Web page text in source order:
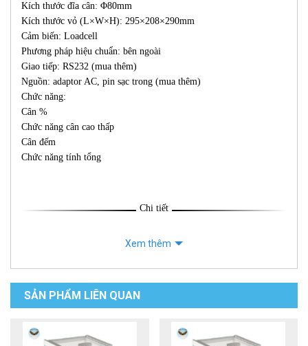
Kích thước đĩa cân: Φ80mm
Kích thước vỏ (L×W×H): 295×208×290mm
Cảm biến: Loadcell
Phương pháp hiệu chuẩn: bên ngoài
Giao tiếp: RS232 (mua thêm)
Nguồn: adaptor AC, pin sạc trong (mua thêm)
Chức năng:
Cân %
Chức năng cân cao thấp
Cân đếm
Chức năng tính tổng
Chi tiết
Xem thêm
SẢN PHẨM LIÊN QUAN